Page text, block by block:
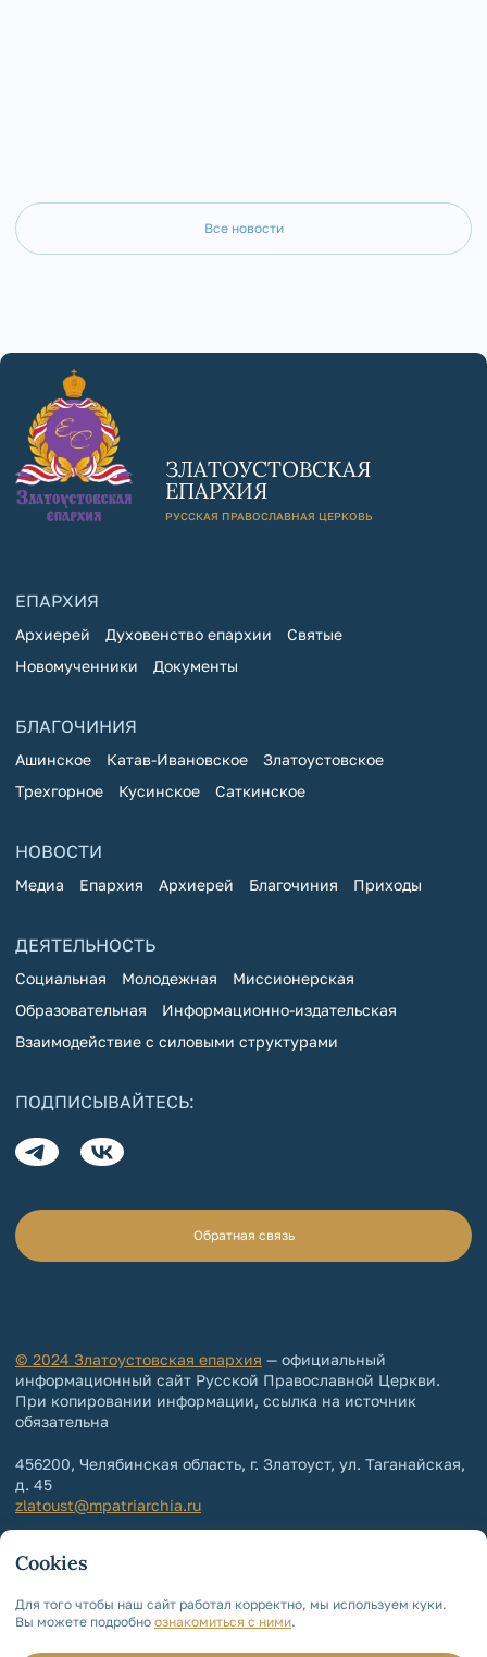
Все новости
ЗЛАТОУСТОВСКАЯ
ЕПАРХИЯ
РУССКАЯ ПРАВОСЛАВНАЯ ЦЕРКОВЬ
ЕПАРХИЯ
Архиерей Духовенство епархии
Святые
Новомученники
Документы
БЛАГОЧИНИЯ
Ашинское Катав-Ивановское
Златоустовское
Трехгорное
Кусинское Саткинское
НОВОСТИ
Медиа Епархия Архиерей Благочиния Приходы
ДЕЯТЕЛЬНОСТЬ
Социальная Молодежная
Миссионерская
Образовательная
Информационно-издательская
Взаимодействие с силовыми структурами
ПОДПИСЫВАЙТЕСЬ:
Обратная связь
© 2024 Златоустовская епархия — официальный
информационный сайт Русской Православной Церкви.
При копировании информации, ссылка на источник
обязательна
456200, Челябинская область, г. Златоуст, ул. Таганайская,
д. 45
zlatoust@mpatriarchia.ru
+7 (3513) 64-64-64
Политика обработки и защиты
персональных данных
Cookies
Для того чтобы наш сайт работал корректно, мы используем куки.
Вы можете подробно ознакомиться с ними.